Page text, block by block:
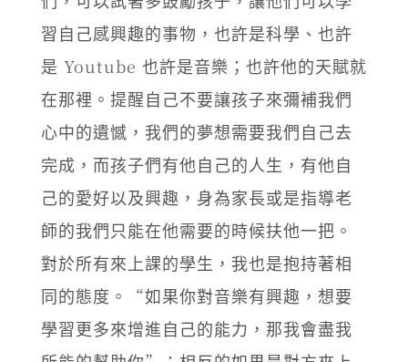
習自己感興趣的事物，也許是科學、也許
是 Youtube 也許是音樂；也許他的天賦就
在那裡。提醒自己不要讓孩子來彌補我們
心中的遺憾，我們的夢想需要我們自己去
完成，而孩子們有他自己的人生，有他自
己的愛好以及興趣，身為家長或是指導老
師的我們只能在他需要的時候扶他一把。
對於所有來上課的學生，我也是抱持著相
同的態度。“如果你對音樂有興趣，想要
學習更多來增進自己的能力，那我會盡我